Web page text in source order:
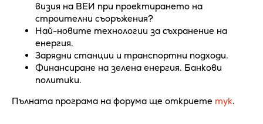
визия на ВЕИ при проектирането на
строителни съоръжения?
Най-новите технологии за съхранение на
енергия.
Зарядни станции и транспортни подходи.
Финансиране на зелена енергия. Банкови
политики.
Пълната програма на форума ще откриете тук.